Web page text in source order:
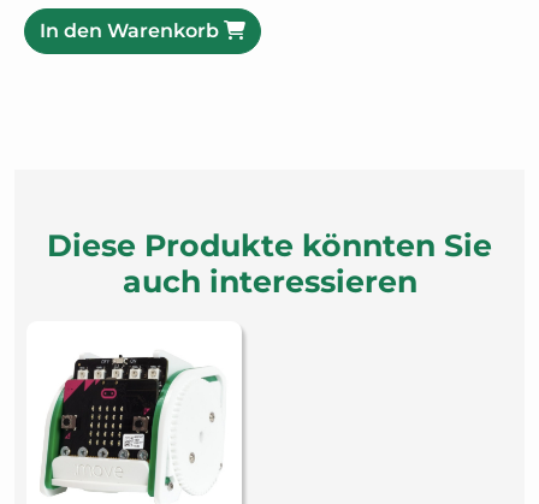
In den Warenkorb
Diese Produkte könnten Sie
auch interessieren